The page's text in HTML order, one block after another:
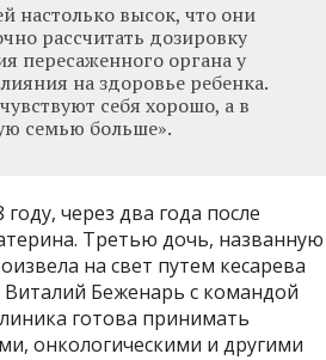
настолько высок, что они
рассчитать дозировку
пересаженного органа у
на здоровье ребенка.
себя хорошо, а в
семью больше».
через два года после
Третью дочь, названную
на свет путем кесарева
Беженарь с командой
готова принимать
онкологическими и другими